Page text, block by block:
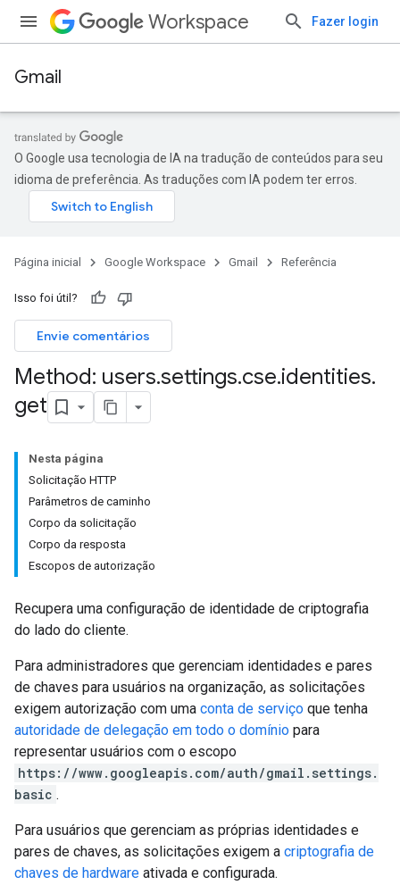
Workspace Fazer login
Gmail
O Google usa tecnologia de IA na tradução de conteúdos para seu
idioma de preferência. As traduções com IA podem ter erros.
Página inicial Google Workspace Gmail Referência
Isso foi útil?
Envie comentários
Method: users.settings.cse.identities.
get
Nesta página
Solicitação HTTP
Parâmetros de caminho
Corpo da solicitação
Corpo da resposta
Escopos de autorização
Recupera uma configuração de identidade de criptografia
do lado do cliente.
Para administradores que gerenciam identidades e pares
de chaves para usuários na organização, as solicitações
exigem autorização com uma conta de serviço que tenha
autoridade de delegação em todo o domínio para
representar usuários com o escopo
https://www.googleapis.com/auth/gmail.settings.
basic .
Para usuários que gerenciam as próprias identidades e
pares de chaves, as solicitações exigem a criptografia de
chaves de hardware ativada e configurada.